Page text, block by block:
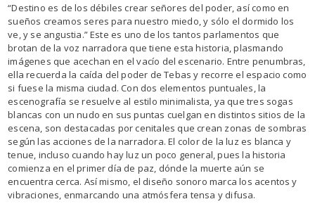
“Destino es de los débiles crear señores del poder, así como en
sueños creamos seres para nuestro miedo, y sólo el dormido los
ve, y se angustia.” Este es uno de los tantos parlamentos que
brotan de la voz narradora que tiene esta historia, plasmando
imágenes que acechan en el vacío del escenario. Entre penumbras,
ella recuerda la caída del poder de Tebas y recorre el espacio como
si fuese la misma ciudad. Con dos elementos puntuales, la
escenografía se resuelve al estilo minimalista, ya que tres sogas
blancas con un nudo en sus puntas cuelgan en distintos sitios de la
escena, son destacadas por cenitales que crean zonas de sombras
según las acciones de la narradora. El color de la luz es blanca y
tenue, incluso cuando hay luz un poco general, pues la historia
comienza en el primer día de paz, dónde la muerte aún se
encuentra cerca. Así mismo, el diseño sonoro marca los acentos y
vibraciones, enmarcando una atmósfera tensa y difusa.